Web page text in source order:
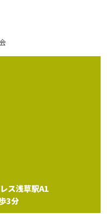
ス浅草駅A1
3分